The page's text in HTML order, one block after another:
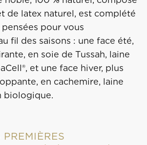
de latex naturel, est complété
pour vous
fil des saisons : une face été,
en soie de Tussah, laine
et une face hiver, plus
en cachemire, laine
biologique.